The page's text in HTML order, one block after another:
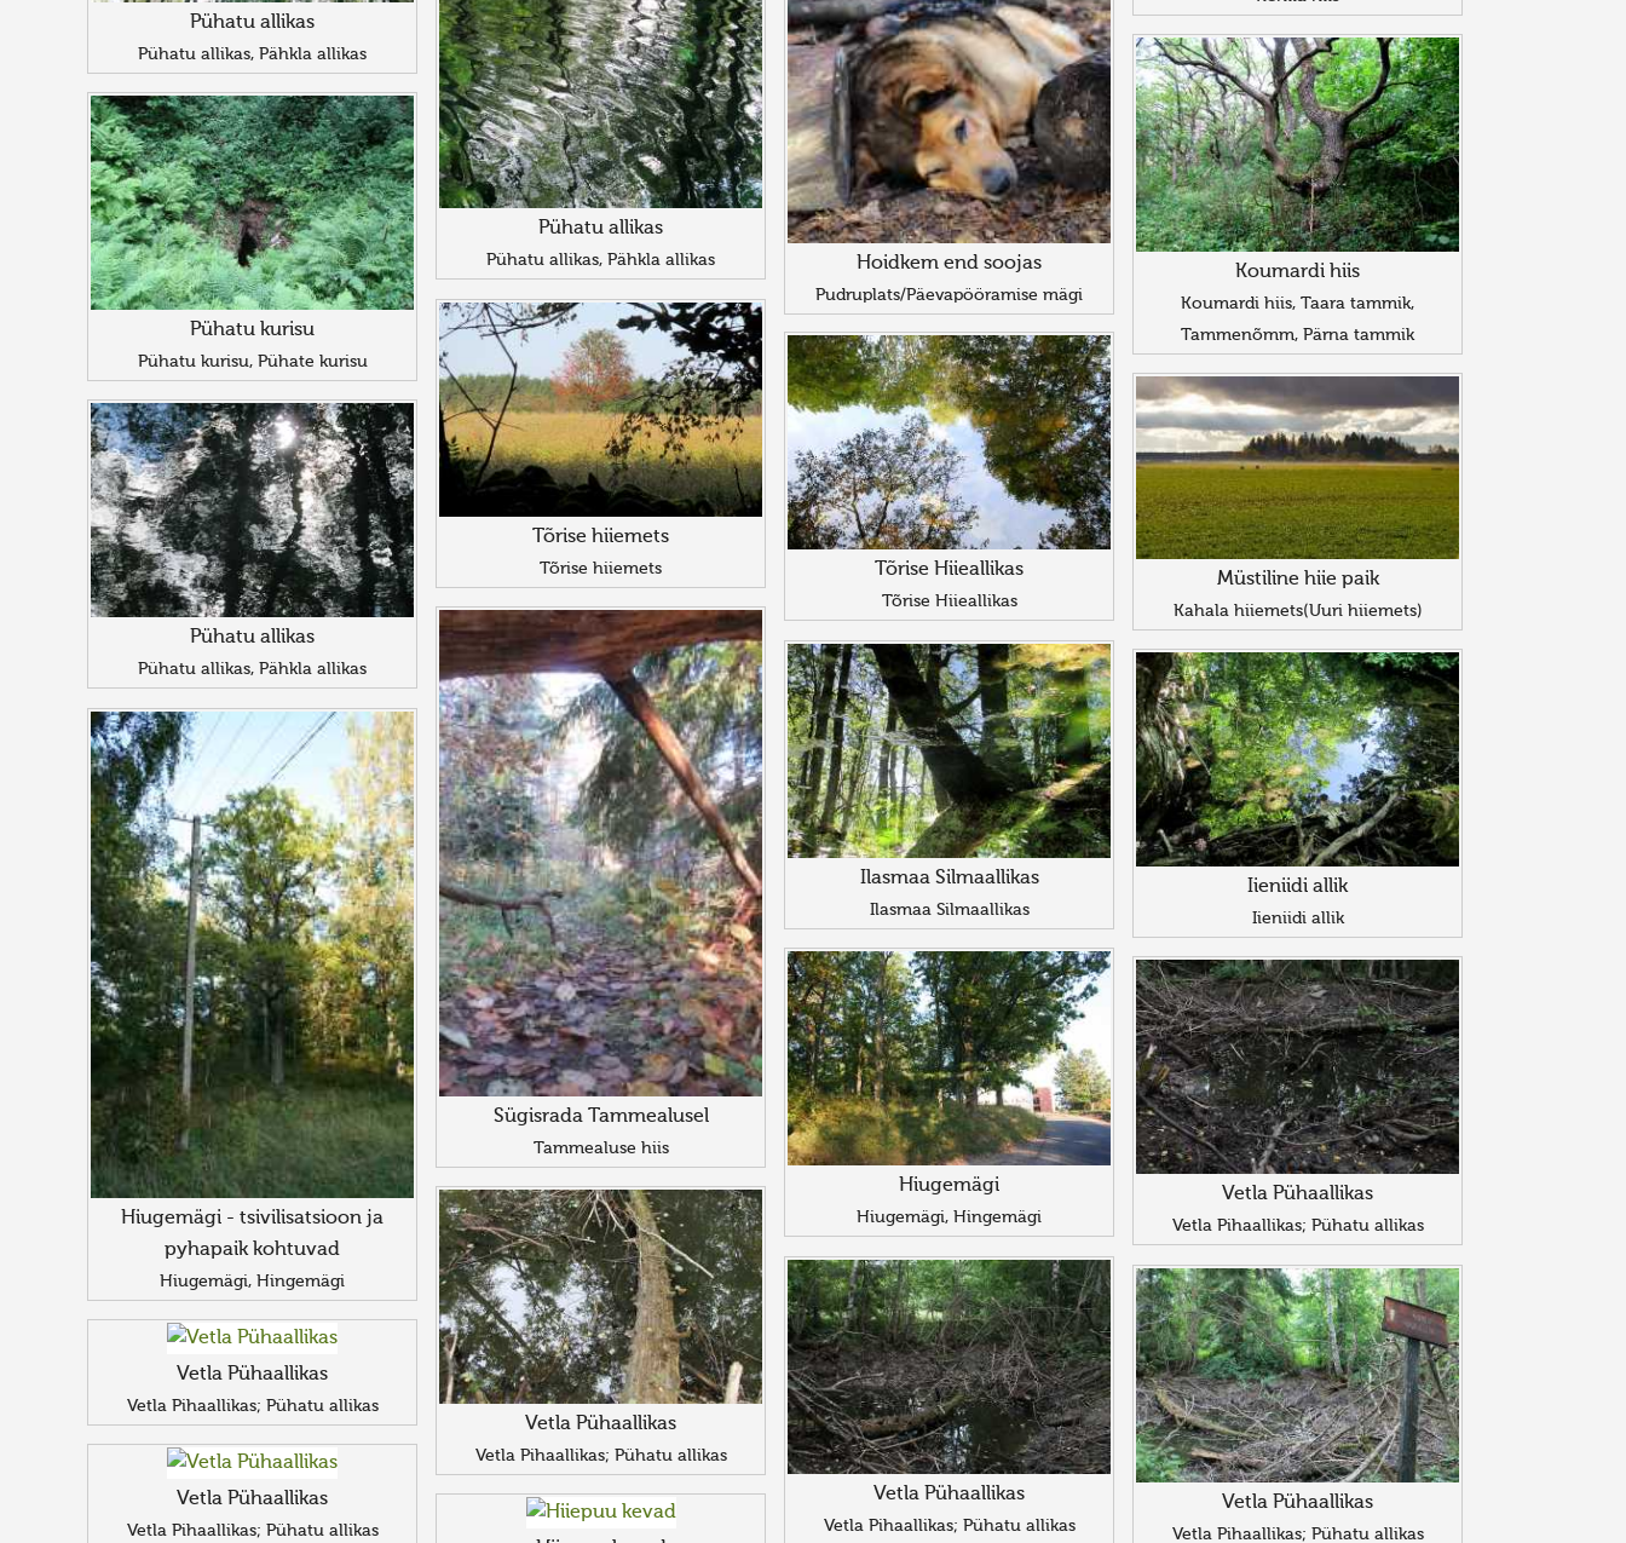
Hoidkem end soojas
Pudruplats/Päevapööramise mägi
Pühatu allikas
Pühatu allikas, Pähkla allikas
Pühatu allikas
Pühatu allikas, Pähkla allikas
Koumardi hiis
Koumardi hiis, Taara tammik,
Tammenõmm, Pärna tammik
Pühatu kurisu
Pühatu kurisu, Pühate kurisu
Tõrise hiiemets
Tõrise hiiemets Tõrise Hiieallikas
Tõrise Hiieallikas
Müstiline hiie paik
Kahala hiiemets(Uuri hiiemets)
Pühatu allikas
Pühatu allikas, Pähkla allikas
Sügisrada Tammealusel
Tammealuse hiis
Ilasmaa Silmaallikas
Ilasmaa Silmaallikas
Iieniidi allik
Iieniidi allik
Hiugemägi - tsivilisatsioon ja
pyhapaik kohtuvad
Hiugemägi, Hingemägi
Hiugemägi
Hiugemägi, Hingemägi
Vetla Pühaallikas
Vetla Pihaallikas; Pühatu allikas
Vetla Pühaallikas
Vetla Pihaallikas; Pühatu allikas
Vetla Pühaallikas
Vetla Pihaallikas; Pühatu allikas
Vetla Pühaallikas
Vetla Pihaallikas; Pühatu allikas
Vetla Pühaallikas
Vetla Pihaallikas; Pühatu allikas
Vetla Pühaallikas
Vetla Pihaallikas; Pühatu allikas